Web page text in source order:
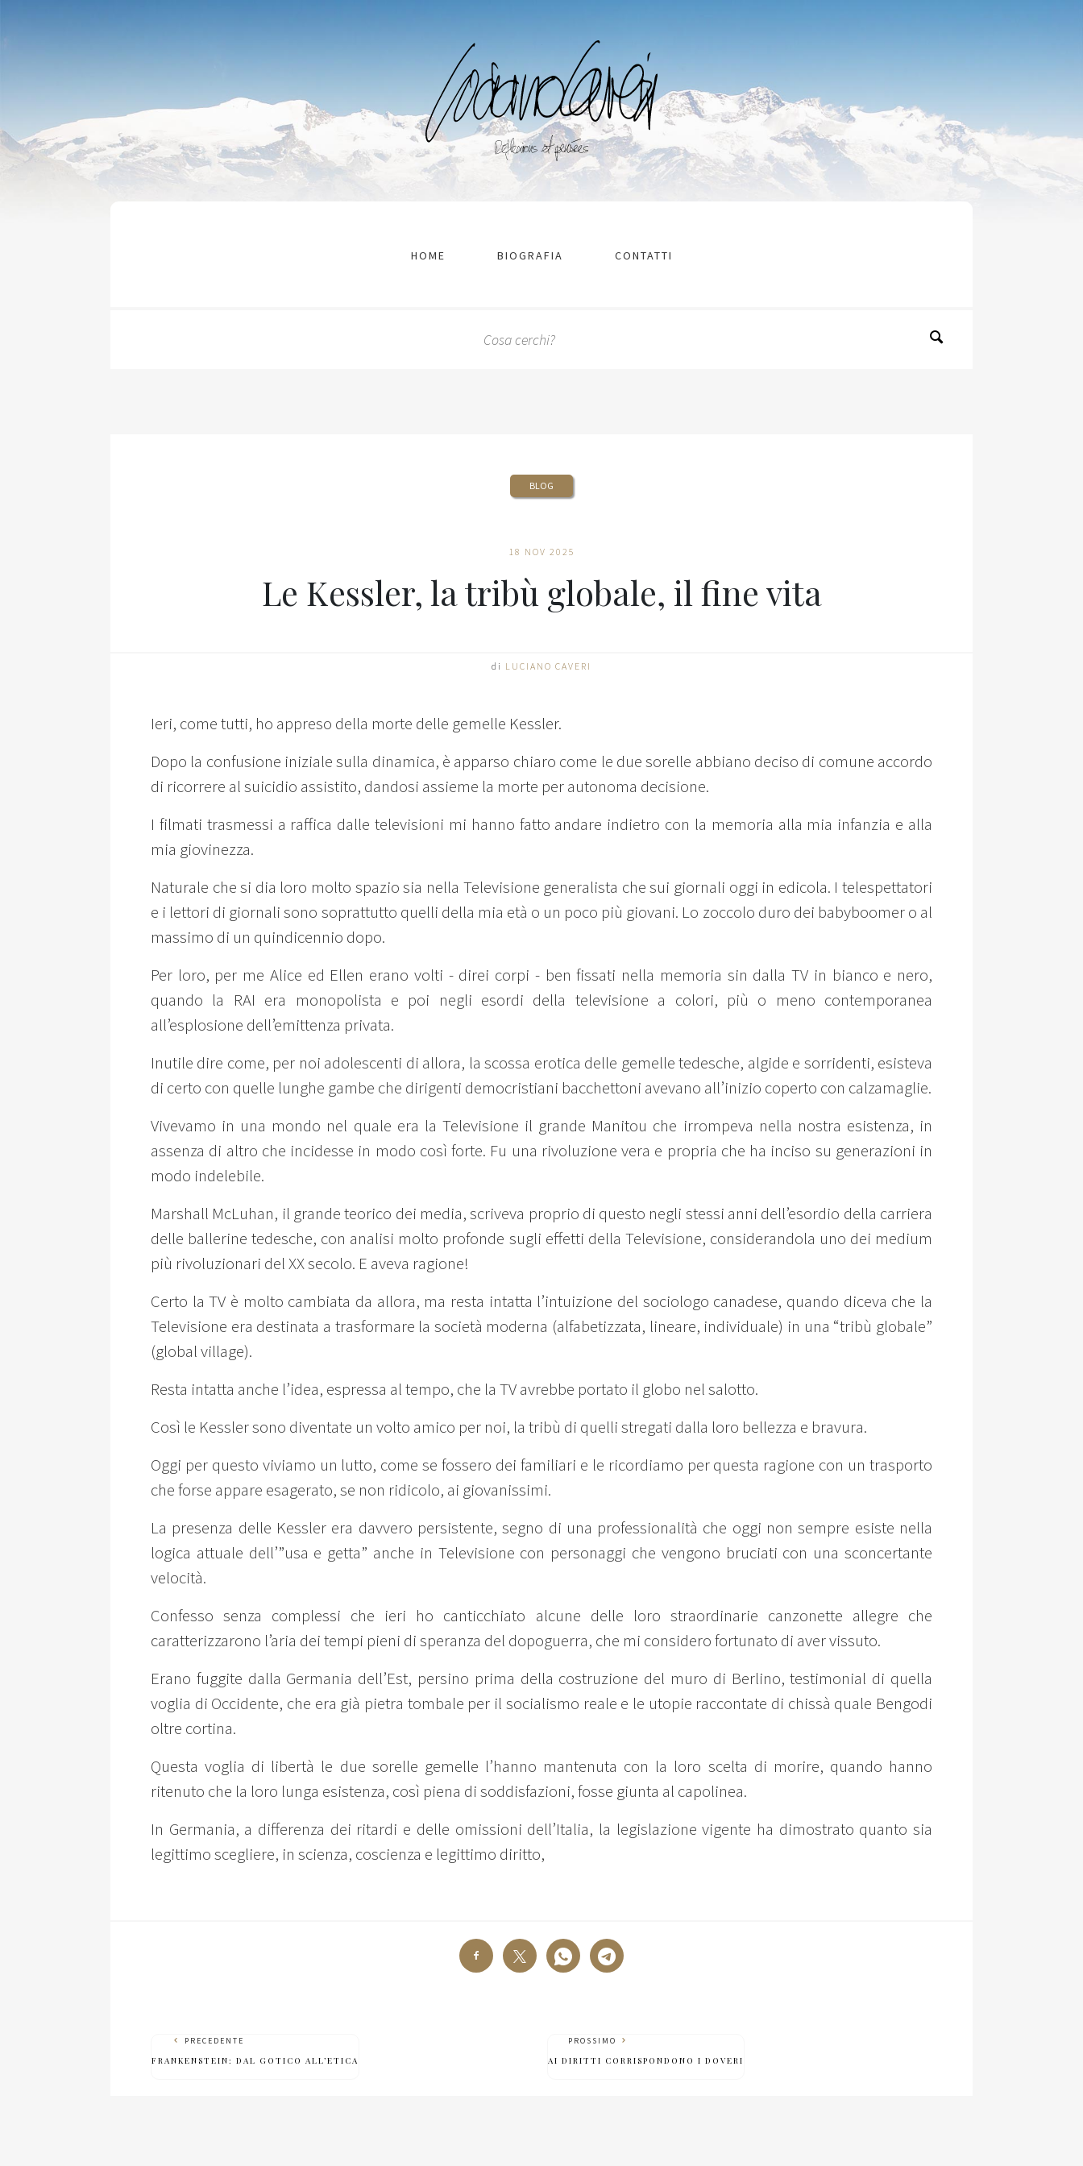
HOME BIOGRAFIA CONTATTI
BLOG
18 NOV 2025
Le Kessler, la tribù globale, il fine vita
di LUCIANO CAVERI
Ieri, come tutti, ho appreso della morte delle gemelle Kessler.
Dopo la confusione iniziale sulla dinamica, è apparso chiaro come le due sorelle abbiano deciso di comune accordo
di ricorrere al suicidio assistito, dandosi assieme la morte per autonoma decisione.
I filmati trasmessi a raffica dalle televisioni mi hanno fatto andare indietro con la memoria alla mia infanzia e alla
mia giovinezza.
Naturale che si dia loro molto spazio sia nella Televisione generalista che sui giornali oggi in edicola. I telespettatori
e i lettori di giornali sono soprattutto quelli della mia età o un poco più giovani. Lo zoccolo duro dei babyboomer o al
massimo di un quindicennio dopo.
Per loro, per me Alice ed Ellen erano volti - direi corpi - ben fissati nella memoria sin dalla TV in bianco e nero,
quando la RAI era monopolista e poi negli esordi della televisione a colori, più o meno contemporanea
all’esplosione dell’emittenza privata.
Inutile dire come, per noi adolescenti di allora, la scossa erotica delle gemelle tedesche, algide e sorridenti, esisteva
di certo con quelle lunghe gambe che dirigenti democristiani bacchettoni avevano all’inizio coperto con calzamaglie.
Vivevamo in una mondo nel quale era la Televisione il grande Manitou che irrompeva nella nostra esistenza, in
assenza di altro che incidesse in modo così forte. Fu una rivoluzione vera e propria che ha inciso su generazioni in
modo indelebile.
Marshall McLuhan, il grande teorico dei media, scriveva proprio di questo negli stessi anni dell’esordio della carriera
delle ballerine tedesche, con analisi molto profonde sugli effetti della Televisione, considerandola uno dei medium
più rivoluzionari del XX secolo. E aveva ragione!
Certo la TV è molto cambiata da allora, ma resta intatta l’intuizione del sociologo canadese, quando diceva che la
Televisione era destinata a trasformare la società moderna (alfabetizzata, lineare, individuale) in una “tribù globale”
(global village).
Resta intatta anche l’idea, espressa al tempo, che la TV avrebbe portato il globo nel salotto.
Così le Kessler sono diventate un volto amico per noi, la tribù di quelli stregati dalla loro bellezza e bravura.
Oggi per questo viviamo un lutto, come se fossero dei familiari e le ricordiamo per questa ragione con un trasporto
che forse appare esagerato, se non ridicolo, ai giovanissimi.
La presenza delle Kessler era davvero persistente, segno di una professionalità che oggi non sempre esiste nella
logica attuale dell’”usa e getta” anche in Televisione con personaggi che vengono bruciati con una sconcertante
velocità.
Confesso senza complessi che ieri ho canticchiato alcune delle loro straordinarie canzonette allegre che
caratterizzarono l’aria dei tempi pieni di speranza del dopoguerra, che mi considero fortunato di aver vissuto.
Erano fuggite dalla Germania dell’Est, persino prima della costruzione del muro di Berlino, testimonial di quella
voglia di Occidente, che era già pietra tombale per il socialismo reale e le utopie raccontate di chissà quale Bengodi
oltre cortina.
Questa voglia di libertà le due sorelle gemelle l’hanno mantenuta con la loro scelta di morire, quando hanno
ritenuto che la loro lunga esistenza, così piena di soddisfazioni, fosse giunta al capolinea.
In Germania, a differenza dei ritardi e delle omissioni dell’Italia, la legislazione vigente ha dimostrato quanto sia
legittimo scegliere, in scienza, coscienza e legittimo diritto,
PRECEDENTE
FRANKENSTEIN: DAL GOTICO ALL’ETICA
PROSSIMO
AI DIRITTI CORRISPONDONO I DOVERI